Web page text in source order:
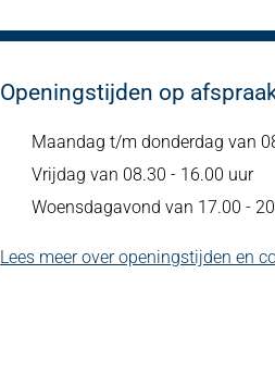
Openingstijden op
Maandag t/m donderdag van
Vrijdag van 08.30 - 16.00 uur
Woensdagavond van 17.00 -
Lees meer over openingstijden en